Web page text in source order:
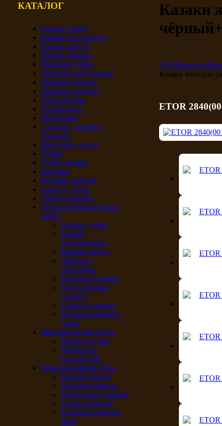
КАТАЛОГ
Казаки туфли
Казаки полусапоги
Казаки сапоги
Казаки зимние
Чопперы туфли
Чопперы полусапоги
Чопперы сапоги
Чопперы зимние
Трексайдеры
Топсайдеры
Мокасины
Сандали, тапочки
мужские
Кроссовки, кеды
Туфли
Туфли летние
Ботинки
Ботинки зимние
Сапоги, челси
Сапоги зимние
Демисезонная женская
обувь
Казаки туфли
Казаки
полусапожки
Казаки сапоги
Чопперы,
мотообувь
Ботинки осенние
Полусапожки
осенние
Сапоги осенние
Большие размеры
осень
Женская летняя обувь
Казаки летние
Мокасины,
топсайдеры
Женская зимняя обувь
Казаки зимние
Ботинки зимние
Полусапоги зимние
Сапоги зимние
Большие размеры
зима
Казаки
ETORКаталог
Казаки женские
ETOR